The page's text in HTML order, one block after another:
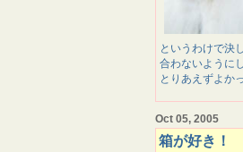
というわけで決
合わないように
とりあえずよか
Oct 05, 2005
箱が好き！